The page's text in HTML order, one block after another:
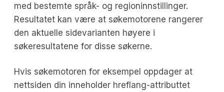
med bestemte språk- og regioninnstillinger.
Resultatet kan være at søkemotorene rangerer
den aktuelle sidevarianten høyere i
søkeresultatene for disse søkerne.
Hvis søkemotoren for eksempel oppdager at
nettsiden din inneholder hreflang-attributtet